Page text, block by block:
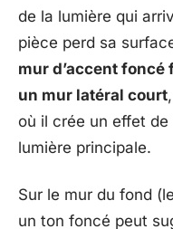
de la lumière qui
pièce perd sa
mur d’accent
un mur latéral court
où il crée un effet
lumière principale.
Sur le mur du fond
un ton foncé peut